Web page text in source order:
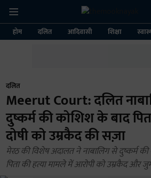
होम दलित आदिवासी शिक्षा
दलित
Meerut Court: दलित
दुष्कर्म की कोशिश के बाद
दोषी को उम्रकैद की सज़ा
मेरठ की विशेष अदालत ने नाबालिग से दुष्कर्म
पिता की हत्या मामले में आरोपी को उम्रकैद और